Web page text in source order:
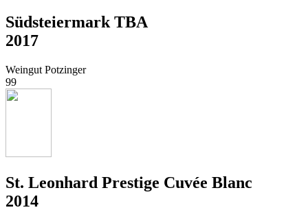
Südsteiermark TBA
2017
Weingut Potzinger
99
St. Leonhard Prestige Cuvée Blanc
2014